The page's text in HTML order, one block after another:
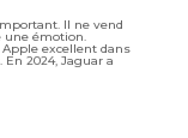
Il ne vend
une émotion.
excellent dans
2024, Jaguar a